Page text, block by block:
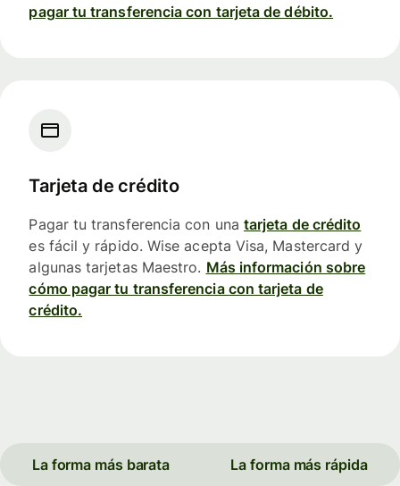
pagar tu transferencia con tarjeta de débito.
Tarjeta de crédito
Pagar tu transferencia con una tarjeta de crédito
es fácil y rápido. Wise acepta Visa, Mastercard y
algunas tarjetas Maestro. Más información sobre
cómo pagar tu transferencia con tarjeta de
crédito.
La forma más barata La forma más rápida